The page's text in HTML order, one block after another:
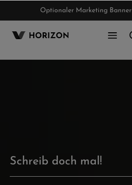
springenOptionaler Marketing Banner
Schreib doch mal!